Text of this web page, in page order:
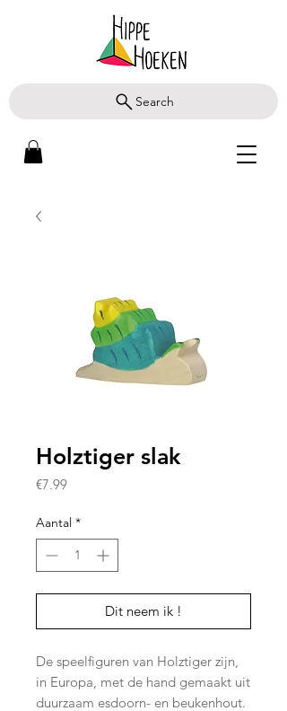
Search
Holztiger slak
€7.99Prijs
Aantal *
Dit neem ik !
De speelfiguren van Holztiger zijn,
in Europa, met de hand gemaakt uit
duurzaam esdoorn- en beukenhout.